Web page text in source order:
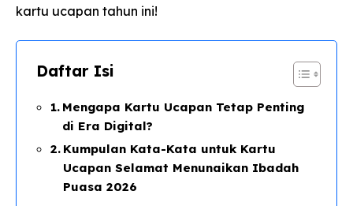
kartu ucapan tahun ini!
Daftar Isi
Mengapa Kartu Ucapan Tetap Penting
di Era Digital?
Kumpulan Kata-Kata untuk Kartu
Ucapan Selamat Menunaikan Ibadah
Puasa 2026